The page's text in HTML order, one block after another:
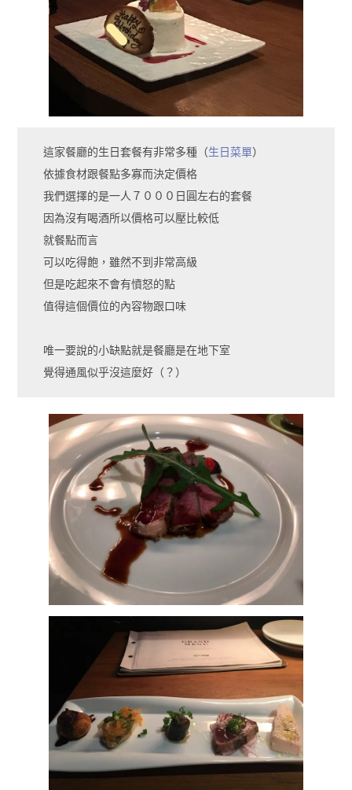
這家餐廳的生日套餐有非常多種（生日菜單）
依據食材跟餐點多寡而決定價格
我們選擇的是一人７０００日圓左右的套餐
因為沒有喝酒所以價格可以壓比較低
就餐點而言
可以吃得飽，雖然不到非常高級
但是吃起來不會有憤怒的點
值得這個價位的內容物跟口味
唯一要說的小缺點就是餐廳是在地下室
覺得通風似乎沒這麼好（？）